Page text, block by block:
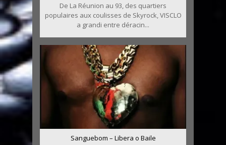
De La Réunion au 93, des quartiers
populaires aux coulisses de Skyrock, VISCLO
a grandi entre déracin...
Sanguebom – Libera o Baile